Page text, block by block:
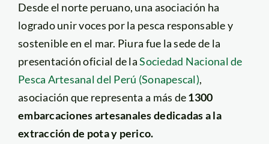
Desde el norte peruano, una asociación ha
logrado unir voces por la pesca responsable y
sostenible en el mar. Piura fue la sede de la
presentación oficial de laSociedad Nacional de
Pesca Artesanal del Perú (Sonapescal),
asociación que representa a más de1300
embarcaciones artesanales dedicadas a la
extracción de pota y perico.